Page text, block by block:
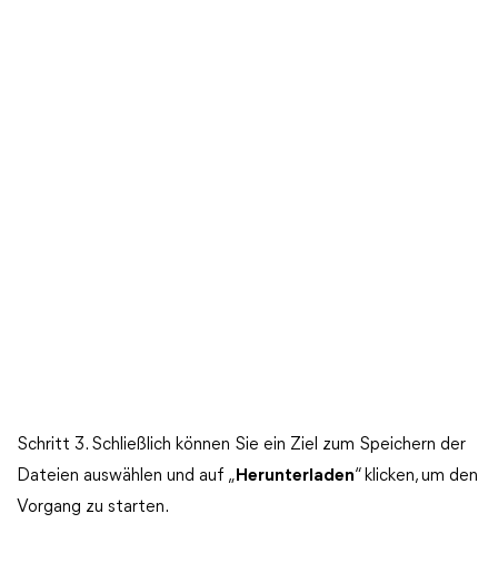
Schritt 3. Schließlich können Sie ein Ziel zum Speichern der
Dateien auswählen und auf „ Herunterladen“ klicken, um den
Vorgang zu starten.